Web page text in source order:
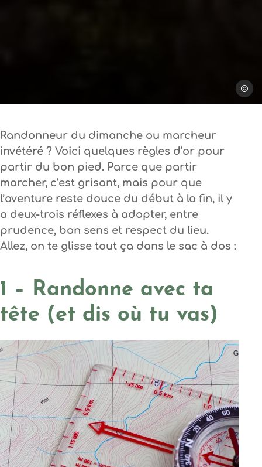
Steph
Randonneur du dimanche ou marcheur
invétéré ? Voici quelques règles d’or pour
partir du bon pied. Parce que partir
marcher, c’est grisant, mais pour que
l’aventure reste douce du début à la fin, il y
a deux-trois réflexes à adopter, entre
prudence, bon sens et respect du lieu.
Allez, on te glisse tout ça dans le sac à dos :
1 – Randonne avec ta
tête (et dis où tu vas)